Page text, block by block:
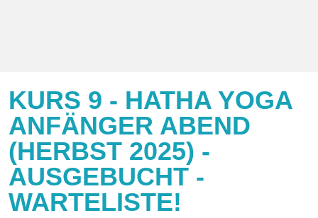
KURS 9 - HATHA YOGA
ANFÄNGER ABEND
(HERBST 2025) -
AUSGEBUCHT -
WARTELISTE!